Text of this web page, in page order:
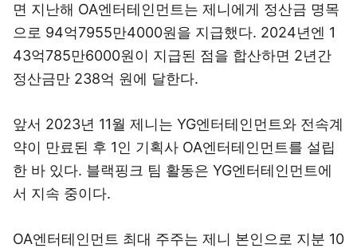
면 지난해 OA엔터테인먼트는 제니에게 정산금 명목
으로 94억7955만4000원을 지급했다. 2024년엔 1
43억785만6000원이 지급된 점을 합산하면 2년간
정산금만 238억 원에 달한다.
앞서 2023년 11월 제니는 YG엔터테인먼트와 전속계
약이 만료된 후 1인 기획사 OA엔터테인먼트를 설립
한 바 있다. 블랙핑크 팀 활동은 YG엔터테인먼트에
서 지속 중이다.
OA엔터테인먼트 최대 주주는 제니 본인으로 지분 10